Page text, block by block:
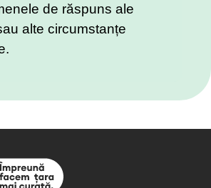
de răspuns ale
alte circumstanțe